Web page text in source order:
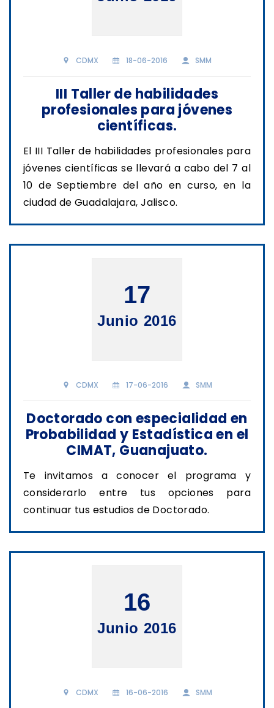
CDMX 18-06-2016 SMM
III Taller de habilidades
profesionales para jóvenes
científicas.
El III Taller de habilidades profesionales para
jóvenes científicas se llevará a cabo del 7 al
10 de Septiembre del año en curso, en la
ciudad de Guadalajara, Jalisco.
17
Junio 2016
CDMX 17-06-2016 SMM
Doctorado con especialidad en
Probabilidad y Estadística en el
CIMAT, Guanajuato.
Te invitamos a conocer el programa y
considerarlo entre tus opciones para
continuar tus estudios de Doctorado.
16
Junio 2016
CDMX 16-06-2016 SMM